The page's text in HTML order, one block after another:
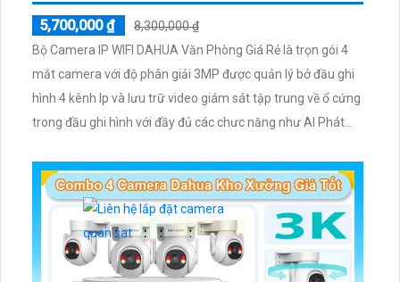
5,700,000 ₫
8,300,000 ₫
Bộ Camera IP WIFI DAHUA Văn Phòng Giá Rẻ là trọn gói 4
mắt camera với độ phân giải 3MP được quản lý bở đầu ghi
hình 4 kênh Ip và lưu trữ video giám sát tập trung về ổ cứng
trong đầu ghi hình với đầy đủ các chưc năng như AI Phát
có màu vào ban đêm